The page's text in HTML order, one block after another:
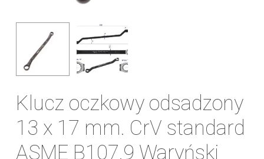
Klucz oczkowy odsadzony
13 x 17 mm. CrV standard
ASME B107.9 Waryński